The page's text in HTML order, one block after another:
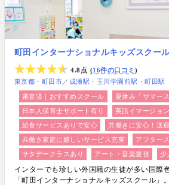
町田インターナショナルキッズスクー
4.8点
16件の口コミ
東京都
町田市 ／ 成瀬駅 玉川学園前駅 町田駅
審査済｜おすすめスクール
夏休み「サマー
日本人保育士サポート有り
英語イマージョ
給食サービスありで安心
共働きに安心！送
共働き家庭に嬉しいサービス充実
アフター
サタデークラスあり
アート・音楽重視 少
インターでも珍しい外国籍の生徒が多い国際
「町田インターナショナルキッズスクール」